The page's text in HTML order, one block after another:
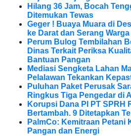
Hilang 36 Jam, Bocah
Ditemukan Tewas
Geger ! Buaya Muara di
ke Darat dan Serang Warga
Perum Bulog Tembilahan
Dinas Terkait Periksa
Bantuan Pangan
Mediasi Sengketa Lahan
Pelalawan Tekankan
Puluhan Paket Perusak
Ringkus Tiga Pengedar di
Korupsi Dana PI PT SPRH
Bertambah. 9 Ditetapkan
PalmCo: Kemitraan Petani
Pangan dan Energi